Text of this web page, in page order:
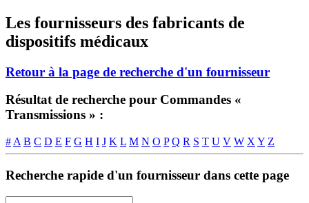
Les fournisseurs des fabricants de
dispositifs médicaux
Retour à la page de recherche d'un fournisseur
Résultat de recherche pour Commandes «
Transmissions » :
# A B C D E F G H I J K L M N O P Q R S T U V W X Y Z
Recherche rapide d'un fournisseur dans cette page